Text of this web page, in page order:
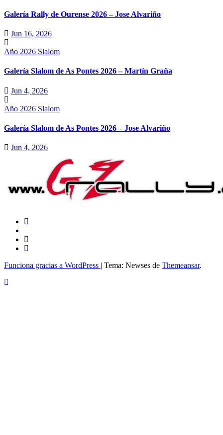
Galería Rally de Ourense 2026 – Jose Alvariño
Jun 16, 2026
Año 2026 Slalom
Galería Slalom de As Pontes 2026 – Martín Graña
Jun 4, 2026
Año 2026 Slalom
Galería Slalom de As Pontes 2026 – Jose Alvariño
Jun 4, 2026
Funciona gracias a WordPress | Tema: Newses de Themeansar.